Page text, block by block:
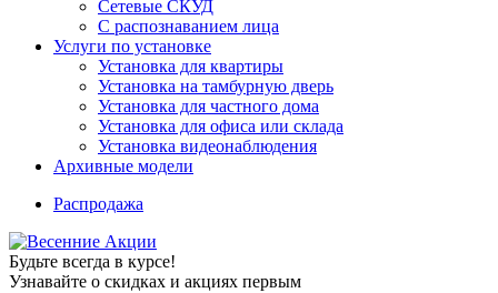
Сетевые СКУД
С распознаванием лица
Услуги по установке
Установка для квартиры
Установка на тамбурную дверь
Установка для частного дома
Установка для офиса или склада
Установка видеонаблюдения
Архивные модели
Распродажа
Будьте всегда в курсе!
Узнавайте о скидках и акциях первым